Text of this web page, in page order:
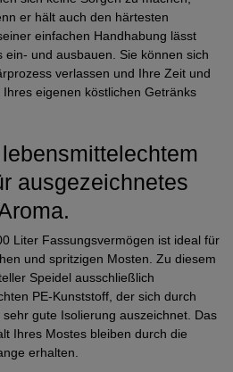
er hält auch den härtesten
einfachen Handhabung lässt
und ausbauen. Sie können sich
verlassen und Ihre Zeit und
eigenen köstlichen Getränks
ausgezeichnetes
Liter Fassungsvermögen ist ideal für
und spritzigen Mosten. Zu diesem
Speidel ausschließlich
PE-Kunststoff, der sich durch
gute Isolierung auszeichnet. Das
Ihres Mostes bleiben durch die
erhalten.